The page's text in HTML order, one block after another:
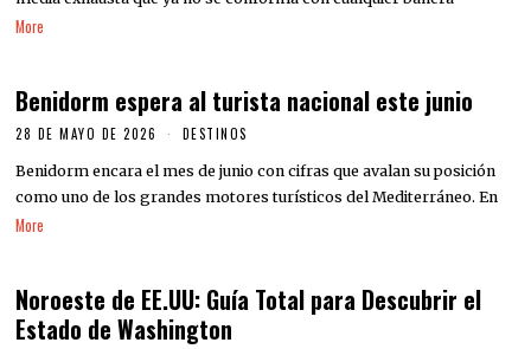
More
Benidorm espera al turista nacional este junio
28 DE MAYO DE 2026 DESTINOS
Benidorm encara el mes de junio con cifras que avalan su posición
como uno de los grandes motores turísticos del Mediterráneo. En
More
Noroeste de EE.UU: Guía Total para Descubrir el
Estado de Washington